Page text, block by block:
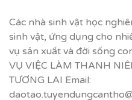
Các nhà sinh vật học
sinh vật, ứng dụng cho
vụ sản xuất và đời sống
VỤ VIỆC LÀM THANH
TƯƠNG LAI Email: